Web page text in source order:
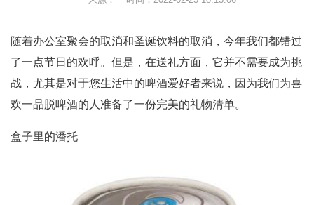
随着办公室聚会的取消和圣诞饮料的取消，今年我们都错过
了一点节日的欢呼。但是，在送礼方面，它并不需要成为挑
战，尤其是对于您生活中的啤酒爱好者来说，因为我们为喜
欢一品脱啤酒的人准备了一份完美的礼物清单。
盒子里的潘托